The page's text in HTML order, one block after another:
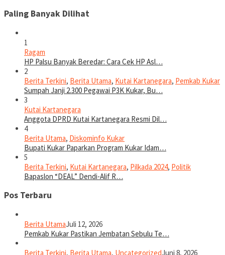
Paling Banyak Dilihat
1
Ragam
HP Palsu Banyak Beredar: Cara Cek HP Asl…
2
Berita Terkini, Berita Utama, Kutai Kartanegara, Pemkab Kukar
Sumpah Janji 2.300 Pegawai P3K Kukar, Bu…
3
Kutai Kartanegara
Anggota DPRD Kutai Kartanegara Resmi Dil…
4
Berita Utama, Diskominfo Kukar
Bupati Kukar Paparkan Program Kukar Idam…
5
Berita Terkini, Kutai Kartanegara, Pilkada 2024, Politik
Bapaslon “DEAL” Dendi-Alif R…
Pos Terbaru
Berita UtamaJuli 12, 2026
Pemkab Kukar Pastikan Jembatan Sebulu Te…
Berita Terkini, Berita Utama, UncategorizedJuni 8, 2026